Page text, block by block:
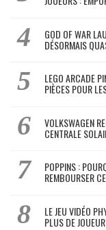
GOD OF WAR
DÉSORMAIS
LEGO ARCADE
PIÈCES POUR
VOLKSWAGEN
CENTRALE
POPPINS :
REMBOURSER
LE JEU VIDÉO
PLUS DE